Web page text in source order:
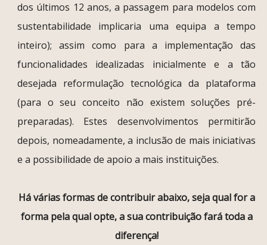
dos últimos 12 anos, a passagem para modelos com
sustentabilidade implicaria uma equipa a tempo
inteiro); assim como para a implementação das
funcionalidades idealizadas inicialmente e a tão
desejada reformulação tecnológica da plataforma
(para o seu conceito não existem soluções pré-
preparadas). Estes desenvolvimentos permitirão
depois, nomeadamente, a inclusão de mais iniciativas
e a possibilidade de apoio a mais instituições.
Há várias formas de contribuir abaixo, seja qual for a
forma pela qual opte, a sua contribuição fará toda a
diferença!